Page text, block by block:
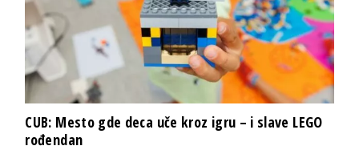
CUB: Mesto gde deca uče kroz igru – i slave LEGO
rođendan